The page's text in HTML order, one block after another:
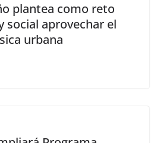
plantea como reto
social aprovechar el
urbana